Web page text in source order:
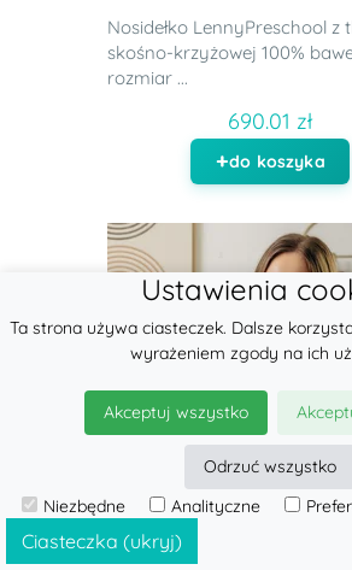
Nosidełko LennyPreschool z
skośno-krzyżowej 100%
rozmiar ...
690.01 zł
do koszyka
Ciasteczka (ukryj)
Ustawienia
Ta strona używa ciasteczek. Dalsze
wyrażeniem zgody na ich
Akceptuj wszystko
Odrzuć wszystko
Niezbędne
Analityczne